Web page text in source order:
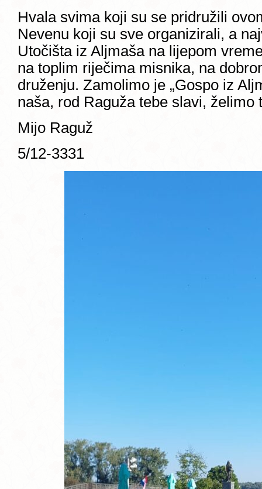
Hvala svima koji su se pridružili
Nevenu koji su sve organizirali, a
Utočišta iz Aljmaša na lijepom
na toplim riječima misnika, na
druženju. Zamolimo je „Gospo iz
naša, rod Raguža tebe slavi, želimo
Mijo Raguž
5/12-3331